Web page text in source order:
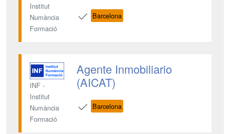
Institut
Numància
Formació
Barcelona
INF -
Institut
Numància
Formació
Agente Inmobiliario
(AICAT)
Barcelona